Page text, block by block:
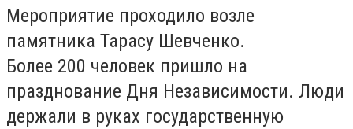
Мероприятие проходило возле
памятника Тарасу Шевченко.
Более 200 человек пришло на
празднование Дня Независимости. Люди
держали в руках государственную